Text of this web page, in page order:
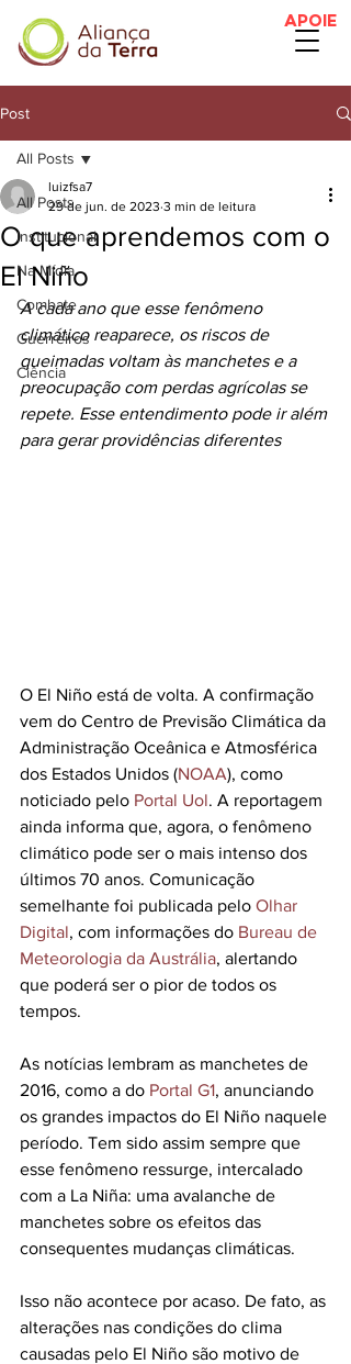
APOIE
Post
All Posts
Institucional
Na Mídia
Combate
Guerreiros
Ciência
All Posts
O que aprendemos com o
El Niño
luizfsa7
29 de jun. de 2023 3 min de leitura
A cada ano que esse fenômeno
climático reaparece, os riscos de
queimadas voltam às manchetes e a
preocupação com perdas agrícolas se
repete. Esse entendimento pode ir além
para gerar providências diferentes
O El Niño está de volta. A confirmação
vem do Centro de Previsão Climática da
Administração Oceânica e Atmosférica
dos Estados Unidos (NOAA), como
noticiado pelo Portal Uol. A reportagem
ainda informa que, agora, o fenômeno
climático pode ser o mais intenso dos
últimos 70 anos. Comunicação
semelhante foi publicada pelo Olhar
Digital, com informações do Bureau de
Meteorologia da Austrália, alertando
que poderá ser o pior de todos os
tempos.
As notícias lembram as manchetes de
2016, como a do Portal G1, anunciando
os grandes impactos do El Niño naquele
período. Tem sido assim sempre que
esse fenômeno ressurge, intercalado
com a La Niña: uma avalanche de
manchetes sobre os efeitos das
consequentes mudanças climáticas.
Isso não acontece por acaso. De fato, as
alterações nas condições do clima
causadas pelo El Niño são motivo de